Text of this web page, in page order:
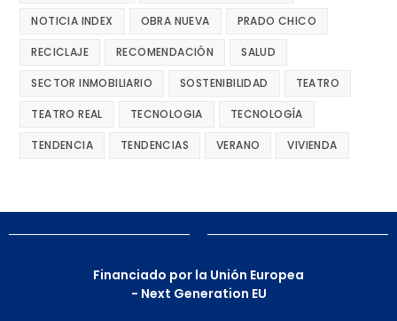
NOTICIA INDEX OBRA NUEVA PRADO CHICO
RECICLAJE RECOMENDACIÓN SALUD
SECTOR INMOBILIARIO SOSTENIBILIDAD TEATRO
TEATRO REAL TECNOLOGIA TECNOLOGÍA
TENDENCIA TENDENCIAS VERANO VIVIENDA
Financiado por la Unión Europea
- Next Generation EU